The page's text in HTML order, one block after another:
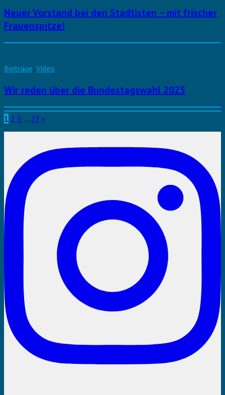
Neuer Vorstand bei den Stadtisten – mit frischer
Frauenspitze!
Beiträge, Video
Wir reden über die Bundestagswahl 2025
1 2 3 … 27 »